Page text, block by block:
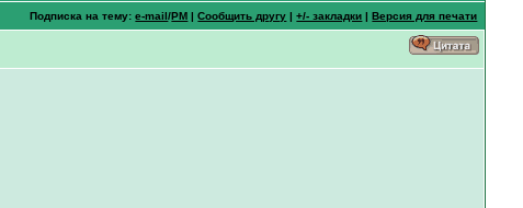
Подписка на тему:e-mail/PM |Сообщить другу |+/- закладки |Версия для печати